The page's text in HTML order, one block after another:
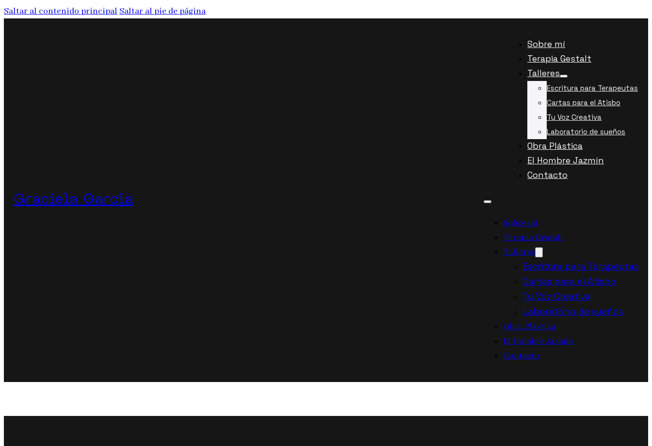
Saltar al contenido principal Saltar al pie de página
Graciela García
Sobre mí
Terapia Gestalt
Talleres
Escritura para Terapeutas
Cartas para el Atisbo
Tu Voz Creativa
Laboratorio de sueños
Obra Plástica
El Hombre Jazmín
Contacto
Sobre mí
Terapia Gestalt
Talleres
Escritura para Terapeutas
Cartas para el Atisbo
Tu Voz Creativa
Laboratorio de sueños
Obra Plástica
El Hombre Jazmín
Contacto